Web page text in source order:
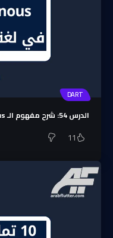
DART
الدرس 54: شرح مفهوم الـ Asynchronous في لغة دارت (Dart)
11